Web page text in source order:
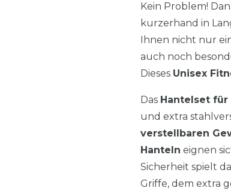
Kein Problem!
kurzerhand in
Ihnen nicht nur
auch noch
Dieses Unisex
Das Hantelset
und extra
verstellbaren
Hanteln eignen
Sicherheit spielt
Griffe, dem extra